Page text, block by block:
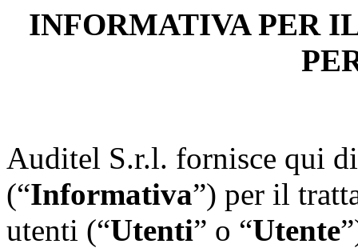
INFORMATIVA PER
Auditel S.r.l. fornisce qui
(“Informativa”) per il
utenti (“Utenti” o “Utente